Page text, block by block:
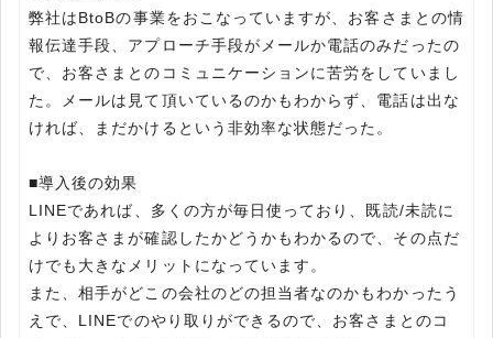
弊社はBtoBの事業をおこなっていますが、お客さまとの情
報伝達手段、アプローチ手段がメールか電話のみだったの
で、お客さまとのコミュニケーションに苦労をしていまし
た。メールは見て頂いているのかもわからず、電話は出な
ければ、まだかけるという非効率な状態だった。
■導入後の効果
LINEであれば、多くの方が毎日使っており、既読/未読に
よりお客さまが確認したかどうかもわかるので、その点だ
けでも大きなメリットになっています。
また、相手がどこの会社のどの担当者なのかもわかったう
えで、LINEでのやり取りができるので、お客さまとのコ